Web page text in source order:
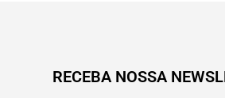
RECEBA NOSSA